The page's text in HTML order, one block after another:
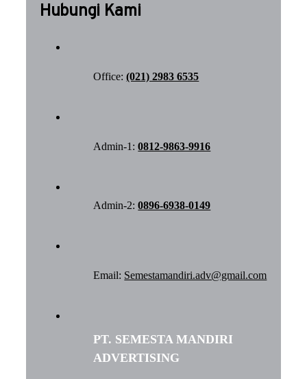
Hubungi Kami
Office:(021) 2983 6535
Admin-1:0812-9863-9916
Admin-2:0896-6938-0149
Email: Semestamandiri.adv@gmail.com
PT. SEMESTA MANDIRI
ADVERTISING